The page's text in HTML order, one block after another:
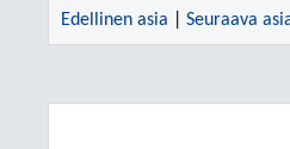
Edellinen asia Seuraava